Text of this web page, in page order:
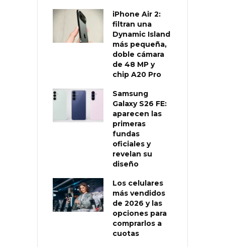
iPhone Air 2:
filtran una
Dynamic Island
más pequeña,
doble cámara
de 48 MP y
chip A20 Pro
Samsung
Galaxy S26 FE:
aparecen las
primeras
fundas
oficiales y
revelan su
diseño
Los celulares
más vendidos
de 2026 y las
opciones para
comprarlos a
cuotas